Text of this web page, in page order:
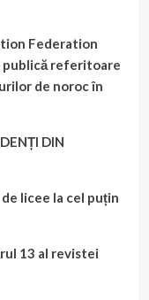
Federation
publică referitoare
de noroc în
DIN
licee la cel puțin
13 al revistei